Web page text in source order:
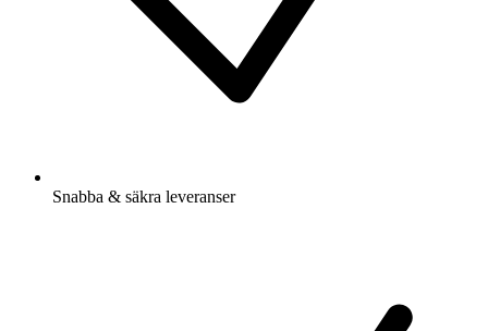
Snabba & säkra leveranser